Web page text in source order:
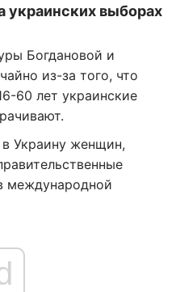
выборах
Богдановой и
из-за того, что
60 лет украинские
Украину женщин,
международной